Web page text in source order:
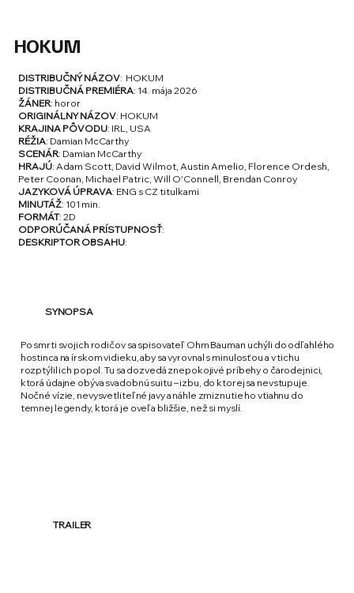
HOKUM
DISTRIBUČNÝ NÁZOV: HOKUM
DISTRIBUČNÁ PREMIÉRA: 14. mája 2026
ŽÁNER: horor
ORIGINÁLNY NÁZOV: HOKUM
KRAJINA PÔVODU: IRL, USA
RÉŽIA: Damian McCarthy
SCENÁR: Damian McCarthy
HRAJÚ: Adam Scott, David Wilmot, Austin Amelio, Florence Ordesh,
Peter Coonan, Michael Patric, Will O'Connell, Brendan Conroy
JAZYKOVÁ ÚPRAVA: ENG s CZ titulkami
MINUTÁŽ: 101 min.
FORMÁT: 2D
ODPORÚČANÁ PRÍSTUPNOSŤ:
DESKRIPTOR OBSAHU:
SYNOPSA
Po smrti svojich rodičov sa spisovateľ Ohm Bauman uchýli do odľahlého
hostinca na írskom vidieku, aby sa vyrovnal s minulosťou a v tichu
rozptýlil ich popol. Tu sa dozvedá znepokojivé príbehy o čarodejnici,
ktorá údajne obýva svadobnú suitu – izbu, do ktorej sa nevstupuje.
Nočné vízie, nevysvetliteľné javy a náhle zmiznutie ho vtiahnu do
temnej legendy, ktorá je oveľa bližšie, než si myslí.
TRAILER